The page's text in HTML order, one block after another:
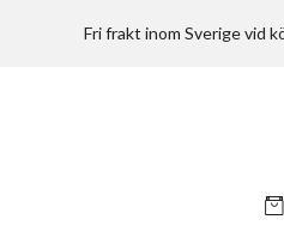
Fri frakt inom Sverige vid